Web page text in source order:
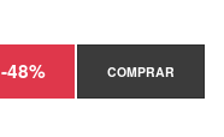
-48% COMPRAR